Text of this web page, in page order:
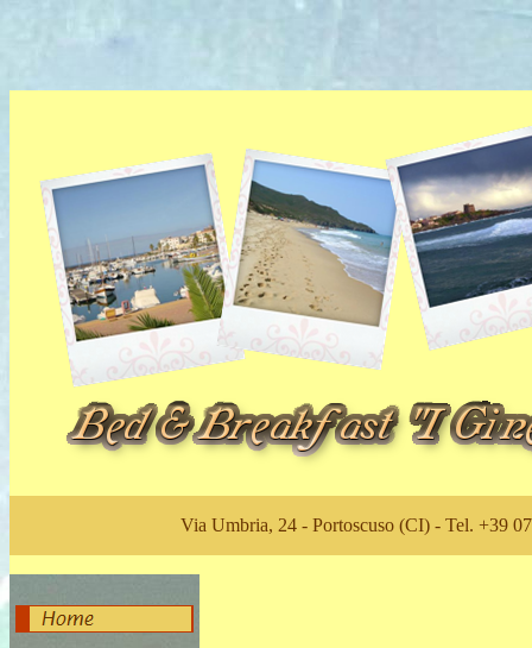
Via Umbria, 24 - Portoscuso (CI) - Tel. +39